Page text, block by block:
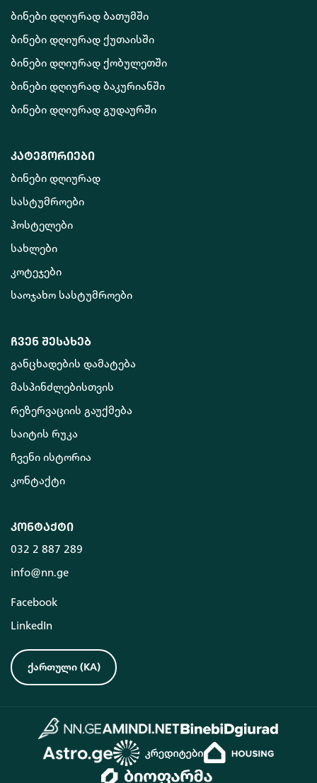
ბინები დღიურად ბათუმში
ბინები დღიურად ქუთაისში
ბინები დღიურად ქობულეთში
ბინები დღიურად ბაკურიანში
ბინები დღიურად გუდაურში
კატეგორიები
ბინები დღიურად
სასტუმროები
ჰოსტელები
სახლები
კოტეჯები
საოჯახო სასტუმროები
ჩვენ შესახებ
განცხადების დამატება
მასპინძლებისთვის
რეზერვაციის გაუქმება
საიტის რუკა
ჩვენი ისტორია
კონტაქტი
კონტაქტი
032 2 887 289
info@nn.ge
Facebook
LinkedIn
ქართული (KA)